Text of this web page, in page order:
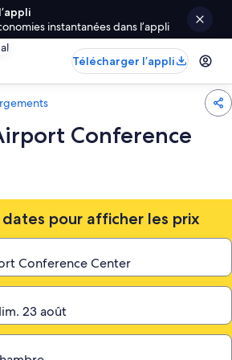
instantanées dans l’appli
Télécharger l’appli
Conference
pour afficher les prix